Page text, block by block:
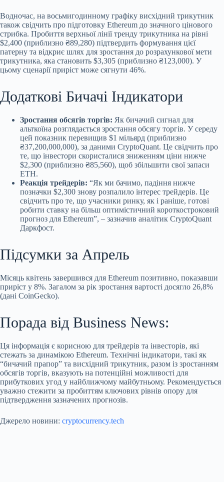
Водночас, на восьмигодинному графіку висхідний трикутник
також свідчить про підготовку Ethereum до значного цінового
стрибка. Пробиття верхньої лінії тренду трикутника на рівні
$2,400 (приблизно ₴89,280) підтвердить формування цієї
патерну та відкриє шлях для зростання до розрахункової мети
трикутника, яка становить $3,305 (приблизно ₴123,000). У
цьому сценарії приріст може сягнути 46%.
Додаткові Бичачі Індикатори
Зростання обсягів торгів: Як бичачий сигнал для
альткоїна розглядається зростання обсягу торгів. У середу
цей показник перевищив $1 мільярд (приблизно
₴37,200,000,000), за даними CryptoQuant. Це свідчить про
те, що інвестори скористалися зниженням ціни нижче
$2,300 (приблизно ₴85,560), щоб збільшити свої запаси
ETH.
Реакція трейдерів: “Як ми бачимо, падіння нижче
позначки $2,300 знову розпалило інтерес трейдерів. Це
свідчить про те, що учасники ринку, як і раніше, готові
робити ставку на більш оптимістичний короткостроковий
прогноз для Ethereum”, – зазначив аналітик CryptoQuant
Даркфост.
Підсумки за Апрель
Місяць квітень завершився для Ethereum позитивно, показавши
приріст у 8%. Загалом за рік зростання вартості досягло 26,8%
(дані CoinGecko).
Порада від Business News:
Ця інформація є корисною для трейдерів та інвесторів, які
стежать за динамікою Ethereum. Технічні індикатори, такі як
“бичачий прапор” та висхідний трикутник, разом із зростанням
обсягів торгів, вказують на потенційні можливості для
прибуткових угод у найближчому майбутньому. Рекомендується
уважно стежити за пробиттям ключових рівнів опору для
підтвердження зазначених прогнозів.
Джерело новини: cryptocurrency.tech